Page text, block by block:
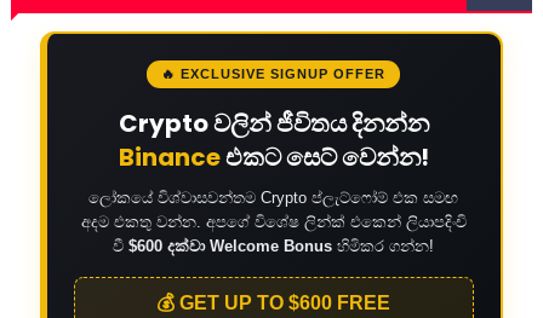
🔥 EXCLUSIVE SIGNUP OFFER
Crypto වලින් ජීවිතය දිනන්න
Binanceඑකට සෙට් වෙන්න!
ලෝකයේ විශ්වාසවන්තම Crypto ප්ලැට්ෆෝම් එක සමඟ
අදම එකතු වන්න. අපගේ විශේෂ ලින්ක් එකෙන් ලියාපදිංචි
වී$600 දක්වා Welcome Bonus හිමිකර ගන්න!
💰 GET UP TO $600 FREE